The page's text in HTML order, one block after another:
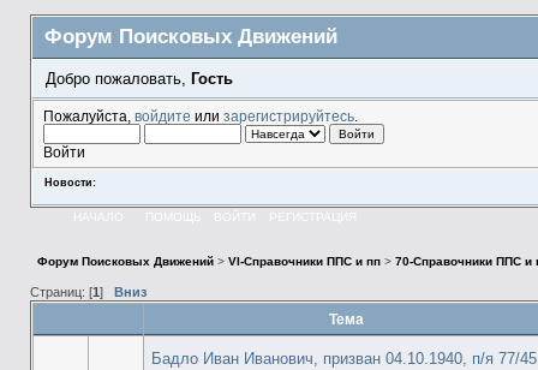
Форум Поисковых Движений
Добро пожаловать, Гость
Пожалуйста, войдите или зарегистрируйтесь.
Войти
Новости:
НАЧАЛО ПОМОЩЬ ВОЙТИ РЕГИСТРАЦИЯ
Форум Поисковых Движений> VI-Справочники ППС и пп> 70-Справочники ППС и
Страниц: [1 ] Вниз
Тема
Бадло Иван Иванович, призван 04.10.1940, п/я 77/45